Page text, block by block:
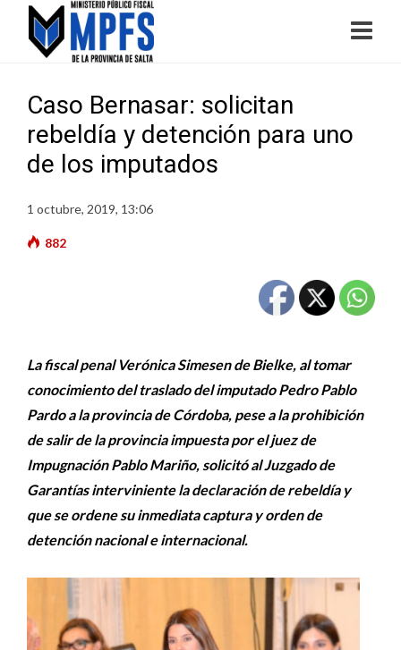
Caso Bernasar: solicitan
rebeldía y detención para uno
de los imputados
1 octubre, 2019, 13:06
882
La fiscal penal Verónica Simesen de Bielke, al tomar
conocimiento del traslado del imputado Pedro Pablo
Pardo a la provincia de Córdoba, pese a la prohibición
de salir de la provincia impuesta por el juez de
Impugnación Pablo Mariño, solicitó al Juzgado de
Garantías interviniente la declaración de rebeldía y
que se ordene su inmediata captura y orden de
detención nacional e internacional.